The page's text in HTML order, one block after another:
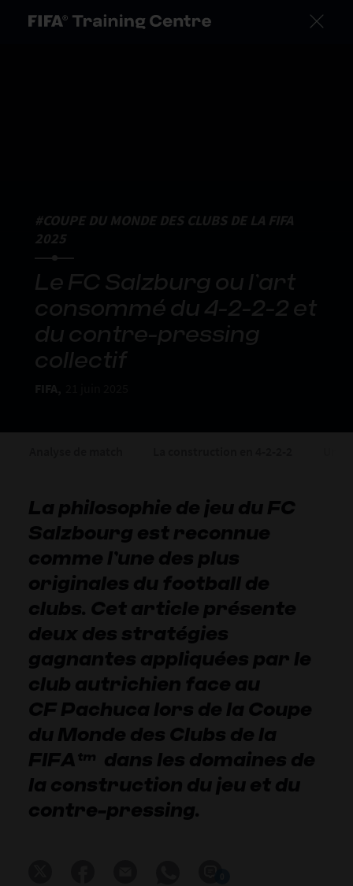
#COUPE DU MONDE DES CLUBS DE LA FIFA
2025
Le FC Salzburg ou l’art
consommé du 4-2-2-2 et
du contre-pressing
collectif
La philosophie de jeu du FC
Salzbourg est reconnue
comme l’une des plus
originales du football de
clubs. Cet article présente
deux des stratégies
gagnantes appliquées par le
club autrichien face au
CF Pachuca lors de la Coupe
du Monde des Clubs de la
FIFA™ dans les domaines de
la construction du jeu et du
contre-pressing.